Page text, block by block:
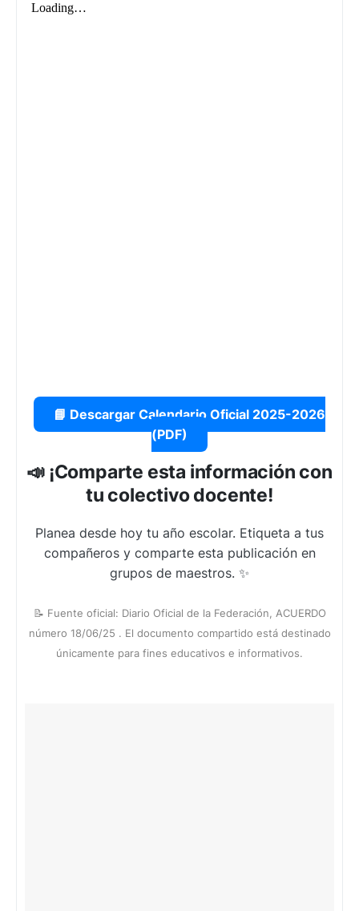
📘 Descargar Calendario Oficial 2025-2026
(PDF)
📣 ¡Comparte esta información con
tu colectivo docente!
Planea desde hoy tu año escolar. Etiqueta a tus
compañeros y comparte esta publicación en
grupos de maestros. ✨
📝 Fuente oficial: Diario Oficial de la Federación, ACUERDO
número 18/06/25 . El documento compartido está destinado
únicamente para fines educativos e informativos.